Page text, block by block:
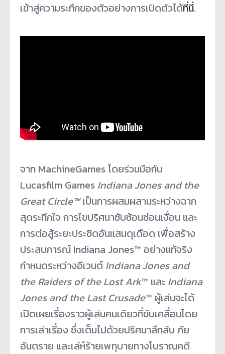
เข้าสู่ความระทึกของตัวอย่างการเปิดตัวได้ที่นี่.
จาก MachineGames โดยร่วมมือกับ
Lucasfilm Games Indiana Jones and the
Great Circle™เป็นการผสมผสานระหว่างฉาก
สุดระทึกใจ การไขปริศนาซับซ้อนซ่อนเงื่อน และ
การต่อสู้ระยะประชิดอันแสนดุเดือด เพื่อสร้าง
ประสบการณ์ Indiana Jones™ อย่างแท้จริง
กำหนดระหว่างอีเวนต์ Indiana Jones and
the Raiders of the Lost Ark™ และ Indiana
Jones and the Last Crusade™ ผู้เล่นจะได้
เปิดเผยเรื่องราวผู้เล่นคนเดียวที่ขับเคลื่อนโดย
การเล่าเรื่อง ซึ่งเต็มไปด้วยปริศนาลึกลับ ภัย
อันตราย และเล่ห์ร้ายเพทุบายทางโบราณคดี